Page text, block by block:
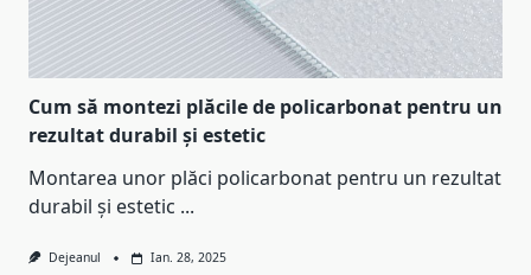
Cum să montezi plăcile de policarbonat pentru un
rezultat durabil și estetic
Montarea unor plăci policarbonat pentru un rezultat
durabil și estetic ...
Dejeanul Ian. 28, 2025